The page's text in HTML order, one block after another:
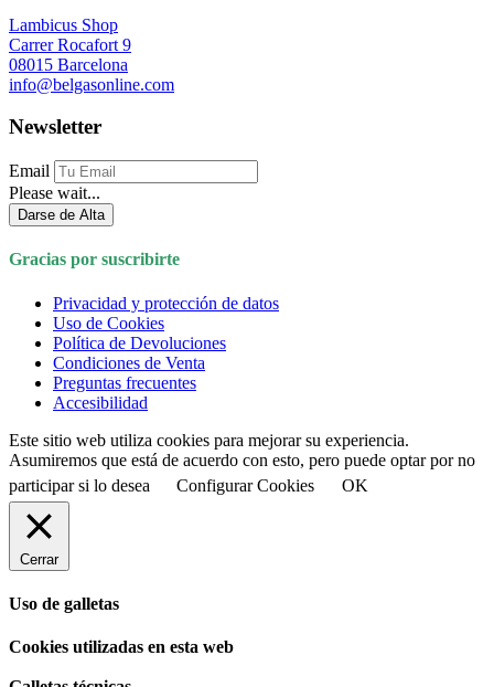
Lambicus Shop
Carrer Rocafort 9
08015 Barcelona
info@belgasonline.com
Newsletter
Email
Please wait...
Darse de Alta
Gracias por suscribirte
Privacidad y protección de datos
Uso de Cookies
Política de Devoluciones
Condiciones de Venta
Preguntas frecuentes
Accesibilidad
Este sitio web utiliza cookies para mejorar su experiencia.
Asumiremos que está de acuerdo con esto, pero puede optar por no
participar si lo desea
Configurar Cookies OK
Cerrar
Uso de galletas
Cookies utilizadas en esta web